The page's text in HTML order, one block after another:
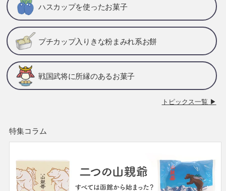
ハスカップを使ったお菓子
プチカップ入りきな粉まみれ系お餅
戦国武将に所縁のあるお菓子
トピックス一覧 ▶
特集コラム